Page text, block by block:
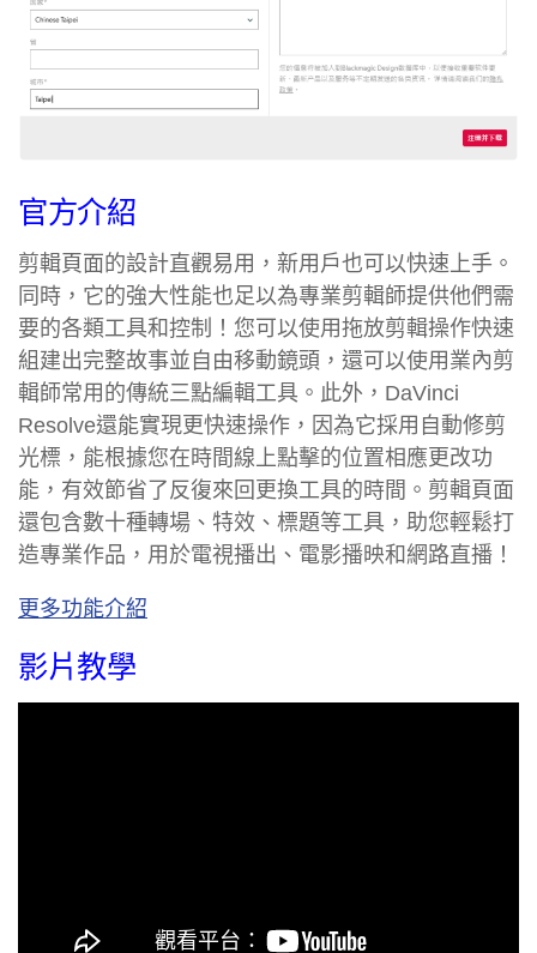
官方介紹
剪輯頁面的設計直觀易用，新用戶也可以快速上手。
同時，它的強大性能也足以為專業剪輯師提供他們需
要的各類工具和控制！您可以使用拖放剪輯操作快速
組建出完整故事並自由移動鏡頭，還可以使用業內剪
輯師常用的傳統三點編輯工具。此外，DaVinci
Resolve還能實現更快速操作，因為它採用自動修剪
光標，能根據您在時間線上點擊的位置相應更改功
能，有效節省了反復來回更換工具的時間。剪輯頁面
還包含數十種轉場、特效、標題等工具，助您輕鬆打
造專業作品，用於電視播出、電影播映和網路直播！
更多功能介紹
影片教學